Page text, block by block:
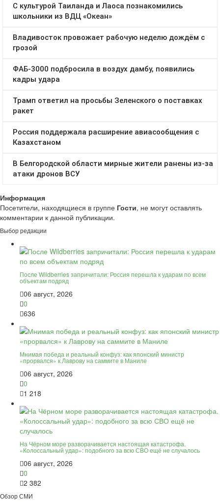
Информация
Посетители, находящиеся в группе Гости, не могут оставлять
комментарии к данной публикации.
Выбор редакции
После Wildberries запричитали: Россия перешла к ударам по всем
объектам подряд
06 август, 2026
0
636
Мнимая победа и реальный конфуз: как японский министр
«прорвался» к Лаврову на саммите в Маниле
06 август, 2026
0
1 218
На Чёрном море разворачивается настоящая катастрофа.
«Колоссальный удар»: подобного за всю СВО ещё не случалось
06 август, 2026
0
2 382
Обзор СМИ